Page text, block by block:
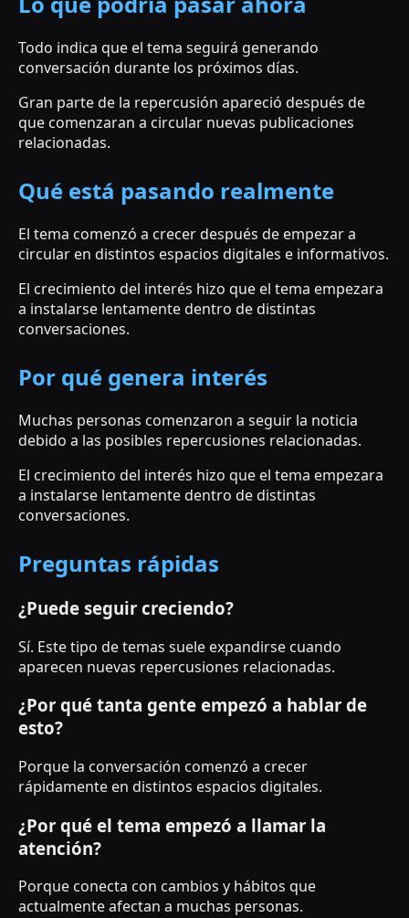
Todo indica que el tema seguirá generando
conversación durante los próximos días.
Gran parte de la repercusión apareció después de
que comenzaran a circular nuevas publicaciones
relacionadas.
Qué está pasando realmente
El tema comenzó a crecer después de empezar a
circular en distintos espacios digitales e informativos.
El crecimiento del interés hizo que el tema empezara
a instalarse lentamente dentro de distintas
conversaciones.
Por qué genera interés
Muchas personas comenzaron a seguir la noticia
debido a las posibles repercusiones relacionadas.
El crecimiento del interés hizo que el tema empezara
a instalarse lentamente dentro de distintas
conversaciones.
Preguntas rápidas
¿Puede seguir creciendo?
Sí. Este tipo de temas suele expandirse cuando
aparecen nuevas repercusiones relacionadas.
¿Por qué tanta gente empezó a hablar de
esto?
Porque la conversación comenzó a crecer
rápidamente en distintos espacios digitales.
¿Por qué el tema empezó a llamar la
atención?
Porque conecta con cambios y hábitos que
actualmente afectan a muchas personas.